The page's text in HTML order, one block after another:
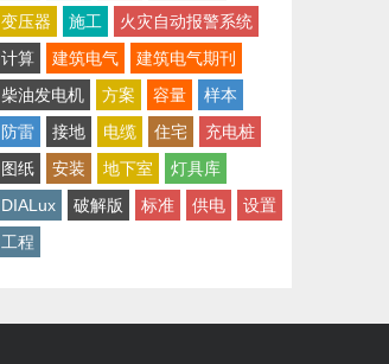
变压器
施工
火灾自动报警系统
计算
建筑电气
建筑电气期刊
柴油发电机
方案 容量
样本
防雷
接地 电缆 住宅
充电桩
图纸
安装 地下室
灯具库
DIALux
破解版 标准 供电
设置
工程